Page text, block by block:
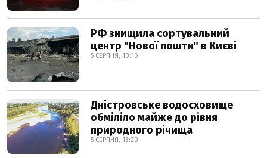
РФ знищила сортувальний
центр "Нової пошти" в Києві
5 СЕРПНЯ, 10:10
Дністровське водосховище
обміліло майже до рівня
природного річища
5 СЕРПНЯ, 13:20